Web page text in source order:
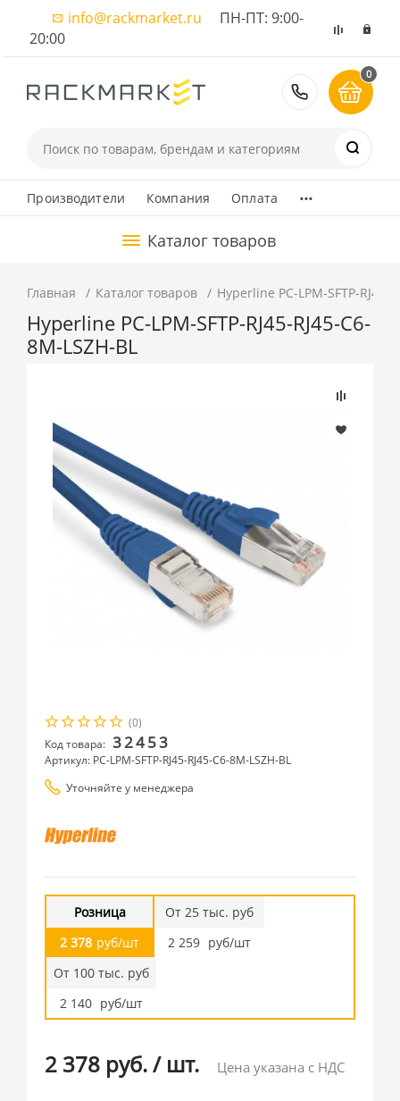
info@rackmarket.ru ПН-ПТ: 9:00-
20:00
8 (495)
0
Производители Компания Оплата ...
Каталог товаров
Главная Каталог товаров Hyperline PC-LPM-SFTP-RJ45-
Hyperline PC-LPM-SFTP-RJ45-RJ45-C6-
8M-LSZH-BL
(0)
Код товара: 32453
Артикул: PC-LPM-SFTP-RJ45-RJ45-C6-8M-LSZH-BL
Уточняйте у менеджера
Розница
2 378 руб/шт
От 25 тыс. руб
2 259 руб/шт
От 100 тыс. руб
2 140 руб/шт
2 378 руб./ шт. Цена указана с НДС